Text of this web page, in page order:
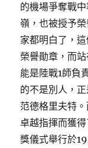
的機場爭奪戰
嶺，也被授予
家都明白了，
榮譽勛章，而
能是陸戰1師負
的不是別人，
范德格里夫特
卓越指揮而獲
獎儀式舉行於